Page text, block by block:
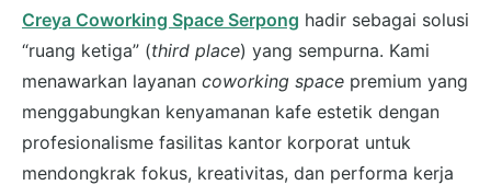
Creya Coworking Space Serpong hadir sebagai solusi
“ruang ketiga” (third place) yang sempurna. Kami
menawarkan layanan coworking space premium yang
menggabungkan kenyamanan kafe estetik dengan
profesionalisme fasilitas kantor korporat untuk
mendongkrak fokus, kreativitas, dan performa kerja